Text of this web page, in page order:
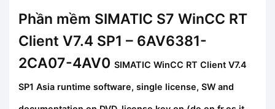
Phần mềm SIMATIC S7 WinCC RT
Client V7.4 SP1 – 6AV6381-
2CA07-4AV0 SIMATIC WinCC RT Client V7.4
SP1 Asia runtime software, single license, SW and